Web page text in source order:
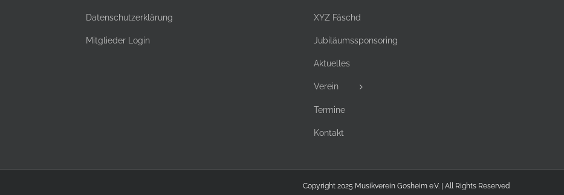
Datenschutzerklärung
Mitglieder Login
XYZ Fäschd
Jubiläumssponsoring
Aktuelles
Verein
Termine
Kontakt
Copyright 2025 Musikverein Gosheim e.V. | All Rights Reserved